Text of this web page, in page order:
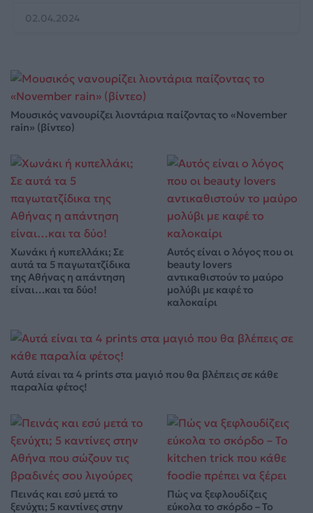
02.04.2024
Μουσικός νανουρίζει λιοντάρια παίζοντας το «November
rain» (βίντεο)
Χωνάκι ή κυπελλάκι; Σε
αυτά τα 5 παγωτατζίδικα
της Αθήνας η απάντηση
είναι…και τα δύο!
Αυτός είναι ο λόγος που οι
beauty lovers
αντικαθιστούν το μαύρο
μολύβι με καφέ το
καλοκαίρι
Αυτά είναι τα 4 prints στα μαγιό που θα βλέπεις σε κάθε
παραλία φέτος!
Πεινάς και εσύ μετά το
ξενύχτι; 5 καντίνες στην
Πώς να ξεφλουδίζεις
εύκολα το σκόρδο – Το